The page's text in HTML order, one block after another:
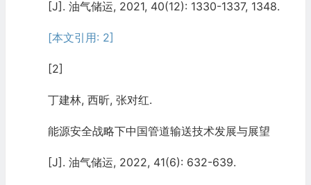
[J]. 油气储运, 2021, 40(12): 1330-1337, 1348.
[本文引用: 2]
[2]
丁建林, 西昕, 张对红.
能源安全战略下中国管道输送技术发展与展望
[J]. 油气储运, 2022, 41(6): 632-639.